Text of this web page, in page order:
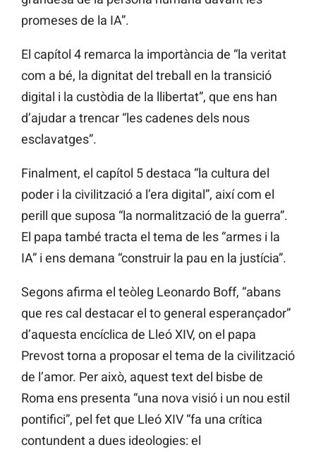
promeses de la IA”.
El capítol 4 remarca la importància de “la veritat
com a bé, la dignitat del treball en la transició
digital i la custòdia de la llibertat”, que ens han
d’ajudar a trencar “les cadenes dels nous
esclavatges”.
Finalment, el capítol 5 destaca “la cultura del
poder i la civilització a l’era digital”, així com el
perill que suposa “la normalització de la guerra”.
El papa també tracta el tema de les “armes i la
IA” i ens demana “construir la pau en la justícia”.
Segons afirma el teòleg Leonardo Boff, “abans
que res cal destacar el to general esperançador”
d’aquesta encíclica de Lleó XIV, on el papa
Prevost torna a proposar el tema de la civilització
de l’amor. Per això, aquest text del bisbe de
Roma ens presenta “una nova visió i un nou estil
pontifici”, pel fet que Lleó XIV “fa una crítica
contundent a dues ideologies: el